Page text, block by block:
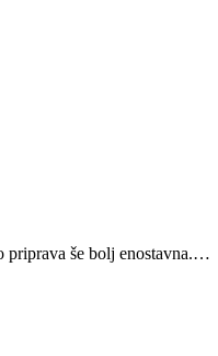
priprava še bolj enostavna.…